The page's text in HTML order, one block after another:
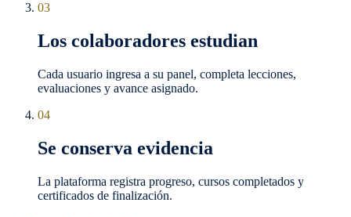
03
Los colaboradores estudian
Cada usuario ingresa a su panel, completa lecciones,
evaluaciones y avance asignado.
04
Se conserva evidencia
La plataforma registra progreso, cursos completados y
certificados de finalización.